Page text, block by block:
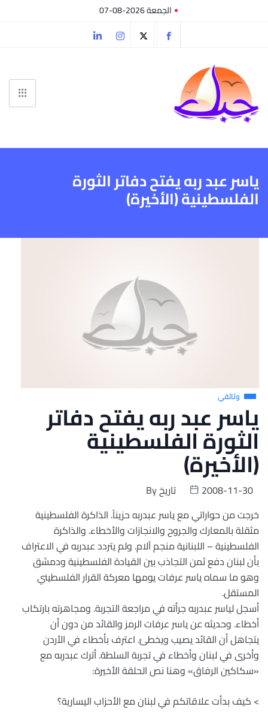
الجمعة 2026-08-07
ياسر عبد ربه يفتح دفاتر الثورة
الفلسطينية (الأخيرة)
وثائقي
ياسر عبد ربه يفتح دفاتر
الثورة الفلسطينية
(الأخيرة)
Byتاريخ
2008-11-30
خرجت من حواراتي مع ياسر عبدربه حزيناً. الذاكرة الفلسطينية
مثقلة بالمعارك والجروح والانجازات والأخطاء. والذاكرة
الفلسطينية – اللبنانية منجم آلام. ولم يتردد عبدربه في الاعتراف
بأن لبنان دفع ثمن التجاذب بين القيادة الفلسطينية ودمشق
وهو ما سماه ياسر عرفات يومها معركة القرار الفلسطيني
المستقل.
أسجل لياسر عبدربه جرأته في مراجعة التجربة. ومجاهرته بارتكاب
أخطاء. وحديثه عن ياسر عرفات الرمز والقائد من دون أن
يتجاهل أن القائد يصيب ويخطئ. اعترف بأخطاء في الأردن
وأخرى في لبنان وأخطاء في تجربة السلطة. أترك عبدربه مع
«سكاكين الرفاق» وهنا نص الحلقة الأخيرة:
> كيف بدأت علاقاتكم في لبنان مع الأحزاب اليسارية؟